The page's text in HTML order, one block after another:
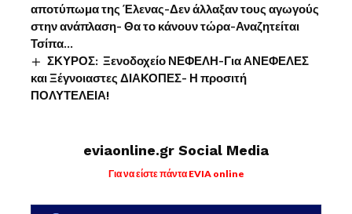
αποτύπωμα της Έλενας-Δεν άλλαξαν τους αγωγούς
στην ανάπλαση- Θα το κάνουν τώρα-Αναζητείται
Τσίπα…
ΣΚΥΡΟΣ: Ξενοδοχείο ΝΕΦΕΛΗ-Για ΑΝΕΦΕΛΕΣ
και Ξέγνοιαστες ΔΙΑΚΟΠΕΣ- Η προσιτή
ΠΟΛΥΤΕΛΕΙΑ!
eviaonline.gr Social Media
Για να είστε πάντα EVIA online